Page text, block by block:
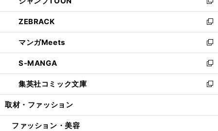
開
く
ウ
で
開
く
ィ
ン
ド
ウ
で
開
く
い
ウ
ィ
ン
ド
ウ
で
開
く
新
し
い
ウ
ィ
ン
ド
ウ
で
開
ZEBRACK
新
し
い
ウ
ィ
ン
ド
ウ
開
マンガMeets
新
し
い
ウ
ィ
ン
ウ
S-MANGA
新
し
い
ウ
ン
集英社コミック文庫
新
し
ウ
取材・ファッション
ファッション・美容